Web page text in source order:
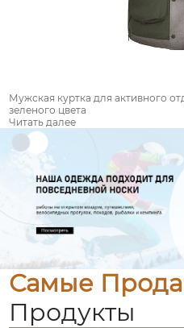
Мужская куртка для активного
зеленого цвета
Читать далее
Самые
Продукты